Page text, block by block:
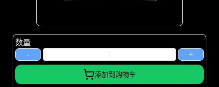
数量
-
+
添加到购物车